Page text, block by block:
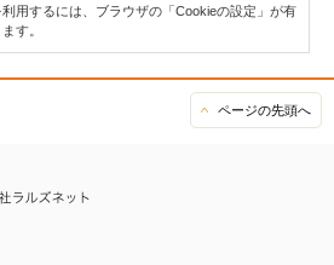
用するには、ブラウザの「Cookieの設定」が有
す。
ページの先頭へ